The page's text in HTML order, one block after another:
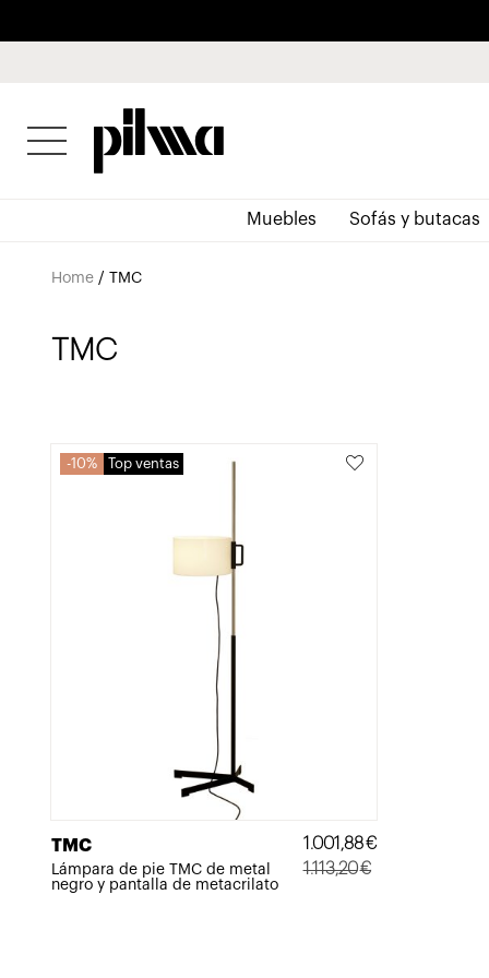
pilma
Muebles Sofás y butacas
Home / TMC
TMC
10% Top ventas
TMC
Lámpara de pie TMC de metal
negro y pantalla de metacrilato
1.113,20€
1.001,88€